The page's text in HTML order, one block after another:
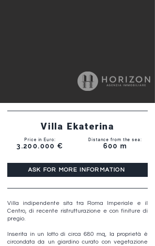
Villa Ekaterina
Price in Euro:
3.200.000 €
Distance from the sea:
600 m
ASK FOR MORE INFORMATION
Villa indipendente sita tra Roma Imperiale e il
Centro, di recente ristrutturazione e con finiture di
pregio.
Inserita in un lotto di circa 680 mq, la proprietà è
circondata da un giardino curato con vegetazione